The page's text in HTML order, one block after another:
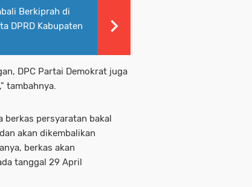
Berkiprah di
DPRD Kabupaten
DPC Partai Demokrat juga
tambahnya.
berkas persyaratan bakal
akan dikembalikan
berkas akan
tanggal 29 April